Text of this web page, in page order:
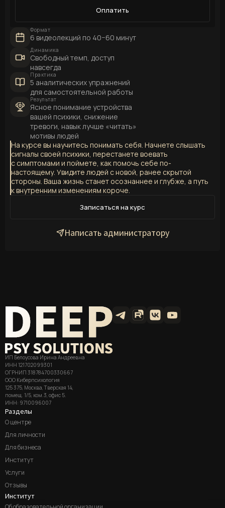
Оплатить
Формат
6 видеолекций по 40−60 минут
Динамика
Свободный темп, доступ
навсегда
Практика
5 аналитических упражнений
для самостоятельной работы
Результат
Ясное понимание устройства
вашей психики, снижение
тревоги, навык лучше «читать»
мотивы людей
На курсе вы научитесь понимать себя. Начнете слышать
сигналы своей психики, перестанете воевать
с симптомами и поймете, как помочь себе по-
настоящему. Увидите людей с новой, ранее скрытой
стороны. Ваша жизнь станет осознаннее и глубже, а путь
к внутренним изменениям короче.
Записаться на курс
Написать администратору
ИП Белоусова Ирина Андреевна
ИНН 121702099301
ОГРНИП 318784700330667
ООО Киберпсихология
125 375, Москва, Тверская 14,
помещ. 1/5, ком.3, офис 5.
ИНН: 9710096007
Разделы
О центре
Для личности
Для бизнеса
Институт
Услуги
Отзывы
Институт